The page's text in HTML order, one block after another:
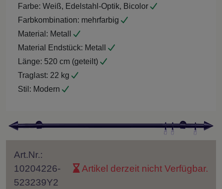
Farbe: Weiß, Edelstahl-Optik, Bicolor
Farbkombination: mehrfarbig
Material: Metall
Material Endstück: Metall
Länge: 520 cm (geteilt)
Traglast: 22 kg
Stil: Modern
Art.Nr.:
10204226-
523239Y2
Artikel derzeit nicht Verfügbar.